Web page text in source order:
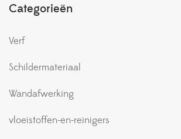
Categorieën
Verf
Schildermateriaal
Wandafwerking
vloeistoffen-en-reinigers